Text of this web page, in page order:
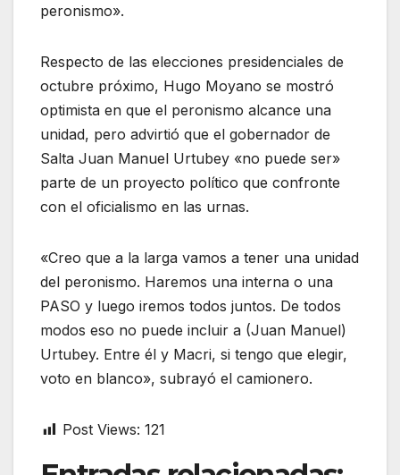
peronismo».
Respecto de las elecciones presidenciales de
octubre próximo, Hugo Moyano se mostró
optimista en que el peronismo alcance una
unidad, pero advirtió que el gobernador de
Salta Juan Manuel Urtubey «no puede ser»
parte de un proyecto político que confronte
con el oficialismo en las urnas.
«Creo que a la larga vamos a tener una unidad
del peronismo. Haremos una interna o una
PASO y luego iremos todos juntos. De todos
modos eso no puede incluir a (Juan Manuel)
Urtubey. Entre él y Macri, si tengo que elegir,
voto en blanco», subrayó el camionero.
Post Views: 121